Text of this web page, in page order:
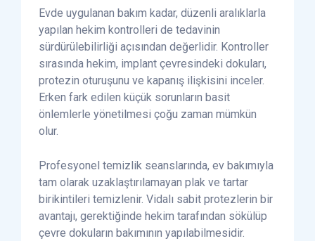
Evde uygulanan bakım kadar, düzenli aralıklarla
yapılan hekim kontrolleri de tedavinin
sürdürülebilirliği açısından değerlidir. Kontroller
sırasında hekim, implant çevresindeki dokuları,
protezin oturuşunu ve kapanış ilişkisini inceler.
Erken fark edilen küçük sorunların basit
önlemlerle yönetilmesi çoğu zaman mümkün
olur.
Profesyonel temizlik seanslarında, ev bakımıyla
tam olarak uzaklaştırılamayan plak ve tartar
birikintileri temizlenir. Vidalı sabit protezlerin bir
avantajı, gerektiğinde hekim tarafından sökülüp
çevre dokuların bakımının yapılabilmesidir.